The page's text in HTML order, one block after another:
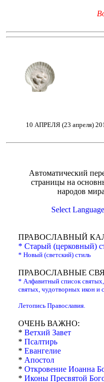
10 АПРЕЛЯ (23 апреля)
Автоматический
страницы на
народов
Select Language
ПРАВОСЛАВНЫЙ
* Старый (церковный)
* Новый (светский) стиль
ПРАВОСЛАВНЫЕ
* Алфавитный список
святых, чудотворных икон и
Летопись Православия.
ОЧЕНЬ ВАЖНО:
* Ветхий Завет
* Псалтирь
* Евангелие
* Апостол
* Откровение Иоанна
* Иконы Пресвятой